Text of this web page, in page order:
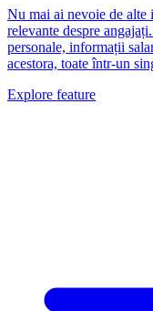
Nu mai ai nevoie de alte
relevante despre
personale, informații
acestora, toate într-un
Explore feature